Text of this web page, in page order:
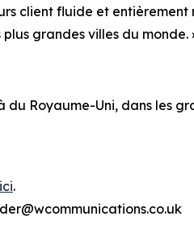
client fluide et entièrement
grandes villes du monde.
Royaume-Uni, dans les
ici.